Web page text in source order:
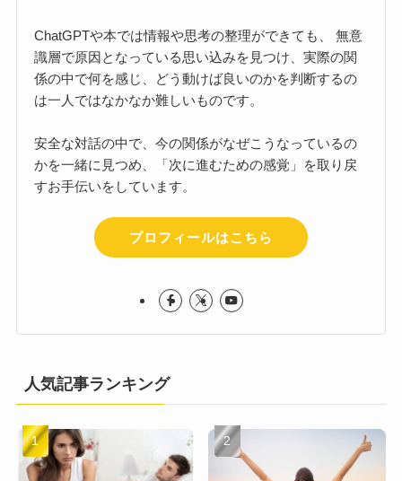
ChatGPTや本では情報や思考の整理ができても、 無意
識層で原因となっている思い込みを見つけ、実際の関
係の中で何を感じ、どう動けば良いのかを判断するの
は一人ではなかなか難しいものです。
安全な対話の中で、今の関係がなぜこうなっているの
かを一緒に見つめ、「次に進むための感覚」を取り戻
すお手伝いをしています。
プロフィールはこちら
人気記事ランキング